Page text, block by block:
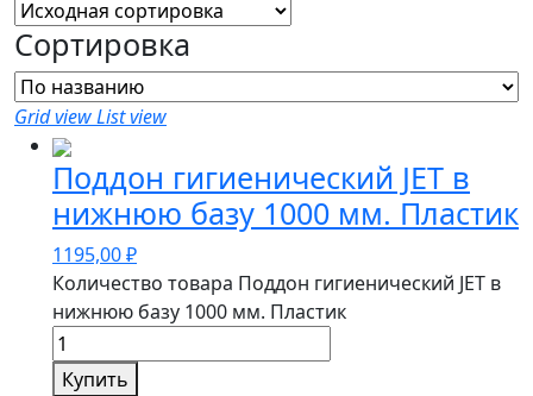
Сортировка
Grid viewList view
Поддон гигиенический JET в
нижнюю базу 1000 мм. Пластик
1195,00₽
Количество товара Поддон гигиенический JET в
нижнюю базу 1000 мм. Пластик
Купить